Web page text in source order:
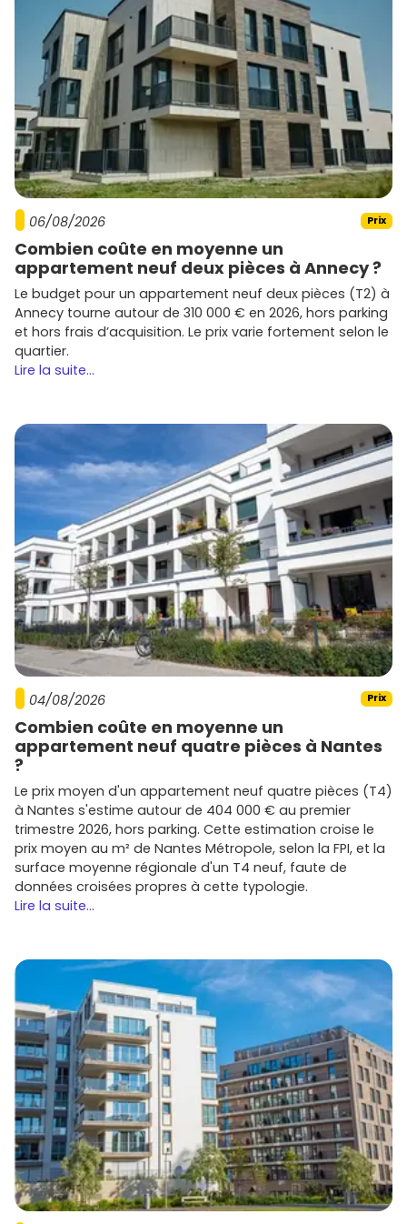
ont connu une hausse significative, reflétant l’attrait
croissant de la ville. Les quartiers en développement
comme les Mathurins ont vu leurs prix augmenter de plus
20 %
Des projets écoresponsables en plein essor
Les promoteurs misent de plus en plus sur des
constructions respectueuses de l'environnement,
conformes aux normes RT 2020, répondant à la demande
des acheteurs soucieux de leur impact écologique.
Les acteurs majeurs de l'immobilier
à Bagneux
Bouygues Immobilier
Ce promoteur propose des résidences modernes et
souvent écoresponsables dans des secteurs attractifs
comme le centre-ville.
allant des logements abordables pour primo-accédants
aux biens haut de gamme.
Eiffage Immobilier
Avec des projets novateurs et durables, Eiffage
Immobilier mise sur des emplacements stratégiques et
des constructions de qualité.
Promoteurs locaux
Des acteurs régionaux se distinguent également par leur
expertise locale et leurs projets adaptés aux spécificités
de Bagneux.
06/08/2026 Prix
Combien coûte en moyenne un
appartement neuf deux pièces à Annecy ?
Le budget pour un appartement neuf deux pièces (T2) à
Annecy tourne autour de 310 000 € en 2026, hors parking
et hors frais d’acquisition. Le prix varie fortement selon le
quartier.
Lire la suite...
04/08/2026 Prix
Combien coûte en moyenne un
appartement neuf quatre pièces à Nantes
?
Le prix moyen d'un appartement neuf quatre pièces (T4)
à Nantes s'estime autour de 404 000 € au premier
trimestre 2026, hors parking. Cette estimation croise le
prix moyen au m² de Nantes Métropole, selon la FPI, et la
surface moyenne régionale d'un T4 neuf, faute de
données croisées propres à cette typologie.
Lire la suite...